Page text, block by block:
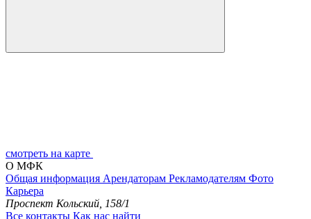
смотреть на карте
О МФК
Общая информация Арендаторам Рекламодателям Фото
Карьера
Проспект Кольский, 158/1
Все контакты Как нас найти